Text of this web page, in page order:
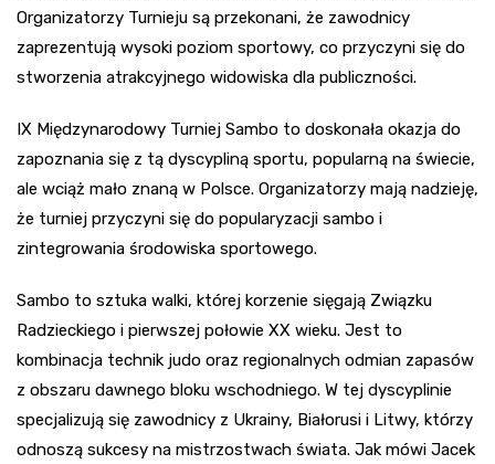
Organizatorzy Turnieju są przekonani, że zawodnicy
zaprezentują wysoki poziom sportowy, co przyczyni się do
stworzenia atrakcyjnego widowiska dla publiczności.
IX Międzynarodowy Turniej Sambo to doskonała okazja do
zapoznania się z tą dyscypliną sportu, popularną na świecie,
ale wciąż mało znaną w Polsce. Organizatorzy mają nadzieję,
że turniej przyczyni się do popularyzacji sambo i
zintegrowania środowiska sportowego.
Sambo to sztuka walki, której korzenie sięgają Związku
Radzieckiego i pierwszej połowie XX wieku. Jest to
kombinacja technik judo oraz regionalnych odmian zapasów
z obszaru dawnego bloku wschodniego. W tej dyscyplinie
specjalizują się zawodnicy z Ukrainy, Białorusi i Litwy, którzy
odnoszą sukcesy na mistrzostwach świata. Jak mówi Jacek